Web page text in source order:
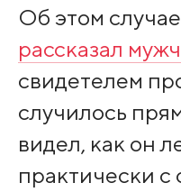
Об этом
рассказал
свидетелем
случилось
видел, как он
практически с